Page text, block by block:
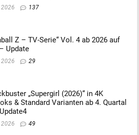
2026 137
Z – TV-Serie“ Vol. 4 ab 2026 auf
Update
2026 29
„Supergirl (2026)“ in 4K
& Standard Varianten ab 4. Quartal
2026 49